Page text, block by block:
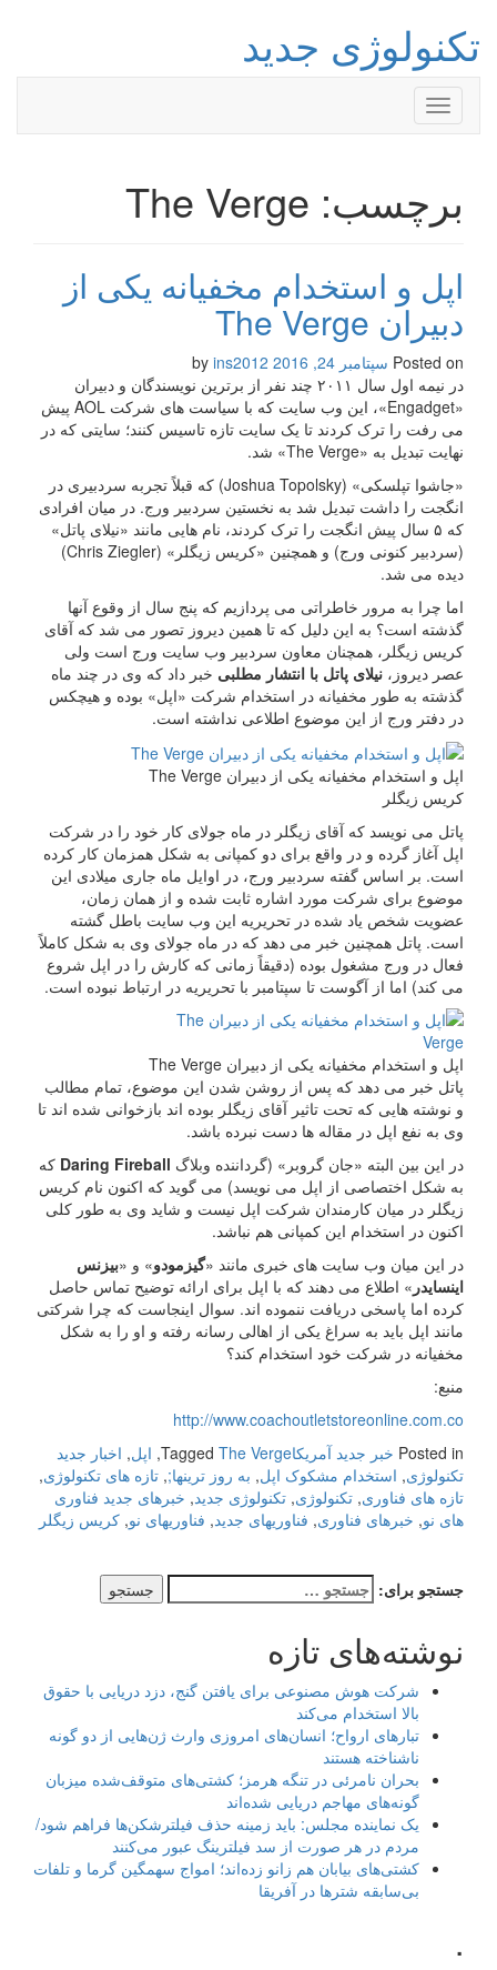
تکنولوژی جدید
Toggle
navigation
برچسب: The Verge
اپل و استخدام مخفیانه یکی از
دبیران The Verge
Posted on سپتامبر 24, 2016
ins2012
در نیمه اول سال ۲۰۱۱ چند نفر از برترین نویسندگان و دبیران
«Engadget»،‌ این وب سایت که با سیاست های شرکت AOL پیش
می رفت را ترک کردند تا یک سایت تازه تاسیس کنند؛ سایتی که در
نهایت تبدیل به «The Verge» شد.
«جاشوا تپلسکی» (Joshua Topolsky) که قبلاً تجربه سردبیری در
انگجت را داشت تبدیل شد به نخستین سردبیر ورج. در میان افرادی
که ۵ سال پیش انگجت را ترک کردند، نام هایی مانند «نیلای پاتل»
(سردبیر کنونی ورج) و همچنین «کریس زیگلر» (Chris Ziegler)
دیده می شد.
اما چرا به مرور خاطراتی می پردازیم که پنج سال از وقوع آنها
گذشته است؟ به این دلیل که تا همین دیروز تصور می شد که آقای
کریس زیگلر، همچنان معاون سردبیر وب سایت ورج است ولی
عصر دیروز، نیلای پاتل با انتشار مطلبی خبر داد که وی در چند ماه
گذشته به طور مخفیانه در استخدام شرکت «اپل» بوده و هیچکس
در دفتر ورج از این موضوع اطلاعی نداشته است.
اپل و استخدام مخفیانه یکی از دبیران The Verge
کریس زیگلر
پاتل می نویسد که آقای زیگلر در ماه جولای کار خود را در شرکت
اپل آغاز گرده و در واقع برای دو کمپانی به شکل همزمان کار کرده
است. بر اساس گفته سردبیر ورج، در اوایل ماه جاری میلادی این
موضوع برای شرکت مورد اشاره ثابت شده و از همان زمان،
عضویت شخص یاد شده در تحریریه این وب سایت باطل گشته
است. پاتل همچنین خبر می دهد که در ماه جولای وی به شکل کاملاً
فعال در ورج مشغول بوده (دقیقاً زمانی که کارش را در اپل شروع
می کند) اما از آگوست تا سپتامبر با تحریریه در ارتباط نبوده است.
اپل و استخدام مخفیانه یکی از دبیران The Verge
پاتل خبر می دهد که پس از روشن شدن این موضوع، تمام مطالب
و نوشته هایی که تحت تاثیر آقای زیگلر بوده اند بازخوانی شده اند تا
وی به نفع اپل در مقاله ها دست نبرده باشد.
در این بین البته «جان گروبر» (گرداننده وبلاگ
که
به شکل اختصاصی از اپل می نویسد) می گوید که اکنون نام کریس
زیگلر در میان کارمندان شرکت اپل نیست و شاید وی به طور کلی
اکنون در استخدام این کمپانی هم نباشد.
در این میان وب سایت های خبری مانند «گیزمودو» و «بیزنس
اینسایدر » اطلاع می دهند که با اپل برای ارائه توضیح تماس حاصل
کرده اما پاسخی دریافت ننموده اند. سوال اینجاست که چرا شرکتی
مانند اپل باید به سراغ یکی از اهالی رسانه رفته و او را به شکل
مخفیانه در شرکت خود استخدام کند؟
منبع:
http://www.coachoutletstoreonline.com.co
Posted in خبر جدید آمریکا Tagged The Verge
, اپل, اخبار جدید
تکنولوژی, استخدام مشکوک اپل, به روز ترینها;, تازه های تکنولوژی,
تازه های فناوری, تکنولوژی, تکنولوژی جدید, خبرهای جدید فناوری
های نو, خبرهای فناوری, فناوریهای جدید, فناوریهای نو, کریس زیگلر
جستجو برای:
نوشته‌های تازه
شرکت هوش مصنوعی برای یافتن گنج، دزد دریایی با حقوق
بالا استخدام می‌کند
تبارهای ارواح؛ انسان‌های امروزی وارث ژن‌هایی از دو گونه
ناشناخته هستند
بحران نامرئی در تنگه هرمز؛ کشتی‌های متوقف‌شده میزبان
گونه‌های مهاجم دریایی شده‌اند
یک نماینده مجلس: باید زمینه حذف فیلترشکن‌ها فراهم شود/
مردم در هر صورت از سد فیلترینگ عبور می‌کنند
کشتی‌های بیابان هم زانو زده‌اند؛ امواج سهمگین گرما و تلفات
بی‌سابقه شترها در آفریقا
.